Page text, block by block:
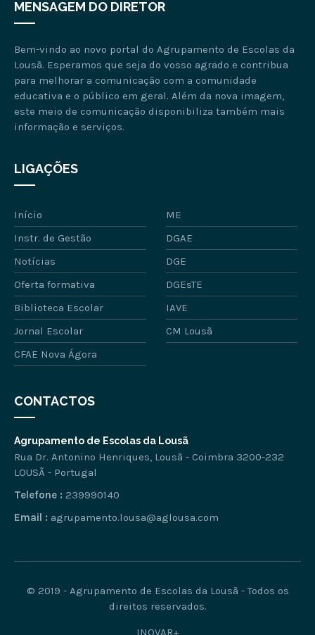
MENSAGEM DO DIRETOR
Bem-vindo ao novo portal do Agrupamento de Escolas da
Lousã. Esperamos que seja do vosso agrado e contribua
para melhorar a comunicação com a comunidade
educativa e o público em geral. Além da nova imagem,
este meio de comunicação disponibiliza também mais
informação e serviços.
LIGAÇÕES
Início
ME
Instr. de Gestão
DGAE
Notícias
DGE
Oferta formativa
DGEsTE
Biblioteca Escolar
IAVE
Jornal Escolar
CM Lousã
CFAE Nova Ágora
CONTACTOS
Agrupamento de Escolas da Lousã
Rua Dr. Antonino Henriques, Lousã - Coimbra 3200-232
LOUSÃ - Portugal
Telefone : 239990140
Email : agrupamento.lousa@aglousa.com
© 2019 - Agrupamento de Escolas da Lousã - Todos os
direitos reservados.
INOVAR+